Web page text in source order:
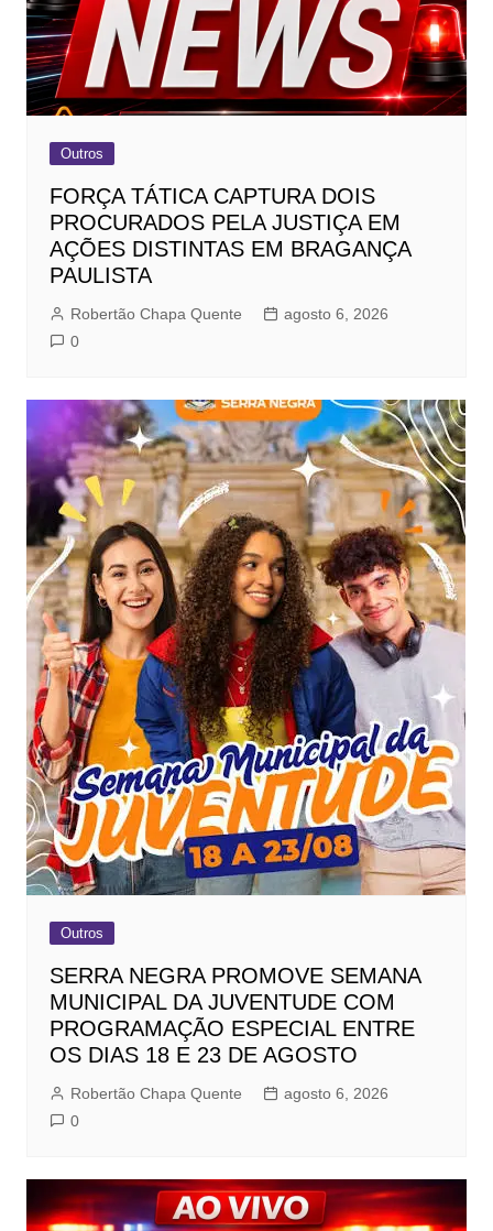
Outros
FORÇA TÁTICA CAPTURA DOIS
PROCURADOS PELA JUSTIÇA EM
AÇÕES DISTINTAS EM BRAGANÇA
PAULISTA
Robertão Chapa Quente
agosto 6, 2026
0
Outros
SERRA NEGRA PROMOVE SEMANA
MUNICIPAL DA JUVENTUDE COM
PROGRAMAÇÃO ESPECIAL ENTRE
OS DIAS 18 E 23 DE AGOSTO
Robertão Chapa Quente
agosto 6, 2026
0